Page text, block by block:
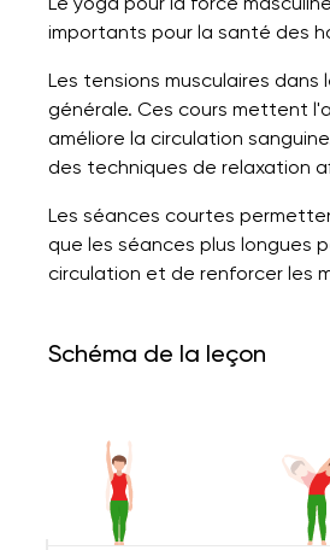
importants pour la santé des
Les tensions musculaires
générale. Ces cours mettent
améliore la circulation
des techniques de relaxation
Les séances courtes
que les séances plus longues
circulation et de renforcer les
Schéma de la leçon